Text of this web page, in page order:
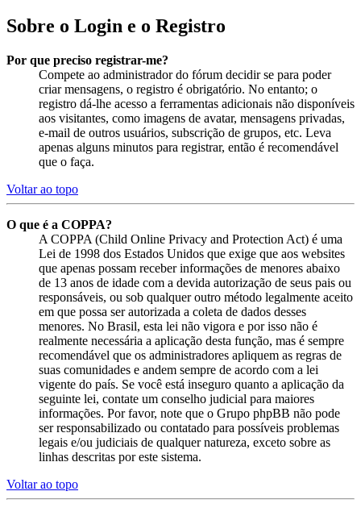
Sobre o Login e o Registro
Por que preciso registrar-me?
Compete ao administrador do fórum decidir se para poder
criar mensagens, o registro é obrigatório. No entanto; o
registro dá-lhe acesso a ferramentas adicionais não disponíveis
aos visitantes, como imagens de avatar, mensagens privadas,
e-mail de outros usuários, subscrição de grupos, etc. Leva
apenas alguns minutos para registrar, então é recomendável
que o faça.
Voltar ao topo
O que é a COPPA?
A COPPA (Child Online Privacy and Protection Act) é uma
Lei de 1998 dos Estados Unidos que exige que aos websites
que apenas possam receber informações de menores abaixo
de 13 anos de idade com a devida autorização de seus pais ou
responsáveis, ou sob qualquer outro método legalmente aceito
em que possa ser autorizada a coleta de dados desses
menores. No Brasil, esta lei não vigora e por isso não é
realmente necessária a aplicação desta função, mas é sempre
recomendável que os administradores apliquem as regras de
suas comunidades e andem sempre de acordo com a lei
vigente do país. Se você está inseguro quanto a aplicação da
seguinte lei, contate um conselho judicial para maiores
informações. Por favor, note que o Grupo phpBB não pode
ser responsabilizado ou contatado para possíveis problemas
legais e/ou judiciais de qualquer natureza, exceto sobre as
linhas descritas por este sistema.
Voltar ao topo